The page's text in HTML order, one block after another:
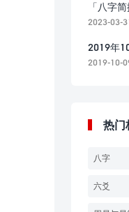
「八字
2023-03-
2019年
2019-10-
热门
八字
六爻